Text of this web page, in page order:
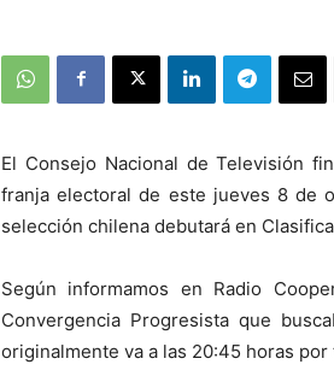
El Consejo Nacional de Televisión
franja electoral de este jueves 8 de
selección chilena debutará en
Según informamos en Radio
Convergencia Progresista que
originalmente va a las 20:45 horas